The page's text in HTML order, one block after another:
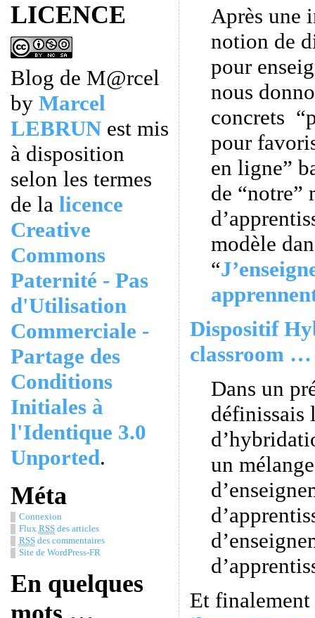
LICENCE
Blog de M@rcel
by Marcel
LEBRUNest mis
à disposition
selon les termes
de la licence
Creative
Commons
Paternité - Pas
d'Utilisation
Commerciale -
Partage des
Conditions
Initiales à
l'Identique 3.0
Unported.
Méta
Connexion
Flux RSSdes articles
RSSdes commentaires
Site de WordPress-FR
En quelques
Après une
notion de
pour
nous
concrets
pour
en ligne”
de “notre”
modèle
“
Dispositif
classroom …
Dans un
définissais
un
Et